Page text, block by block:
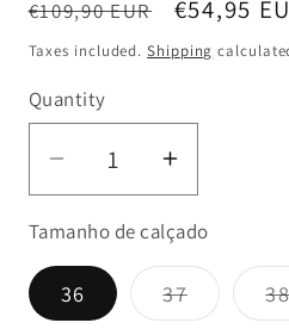
Regular
price
€109,90 EUR
Sale
price
€54,95
Taxes included.Shipping
Quantity
Decrease
quantity
for
Texana
Camel
Increase
quantity
for
Texana
Camel
Tamanho de calçado
36 37Variant
sold
38